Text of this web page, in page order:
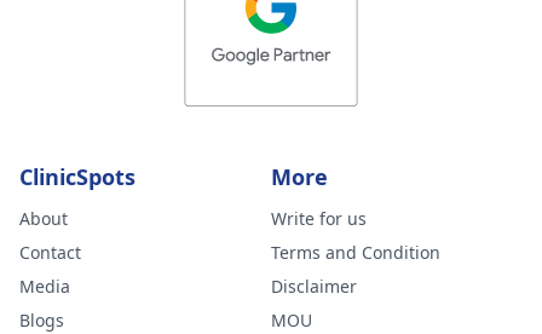
ClinicSpots
About
Contact
Media
Blogs
More
Write for us
Terms and Condition
Disclaimer
MOU